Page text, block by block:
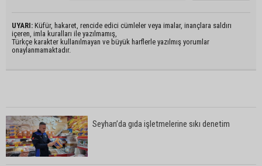
UYARI: Küfür, hakaret, rencide edici cümleler veya imalar, inançlara saldırı
içeren, imla kuralları ile yazılmamış,
Türkçe karakter kullanılmayan ve büyük harflerle yazılmış yorumlar
onaylanmamaktadır.
Seyhan’da gıda işletmelerine sıkı denetim